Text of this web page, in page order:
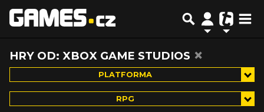
HRY OD: XBOX GAME STUDIOS ×
PLATFORMA
RPG